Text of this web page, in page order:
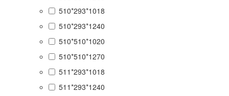
510*293*1018
510*293*1240
510*510*1020
510*510*1270
511*293*1018
511*293*1240